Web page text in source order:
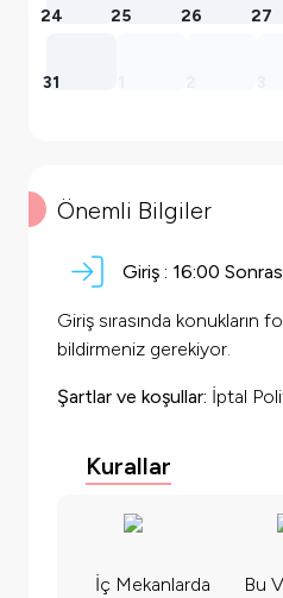
24 25 26 27
31
Önemli Bilgiler
Giriş : 16:00
Giriş sırasında
bildirmeniz gerekiyor.
Şartlar ve koşullar: İptal
Kurallar
İç Mekanlarda
Bu